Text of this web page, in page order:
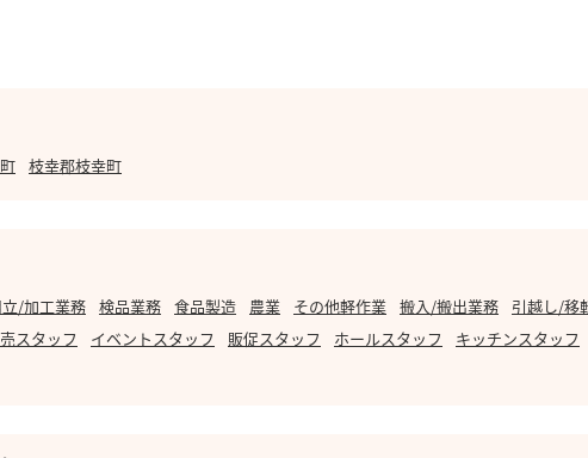
枝幸郡枝幸町
/加工業務 検品業務 食品製造 農業 その他軽作業 搬入/搬出業務 引越し/移
スタッフ イベントスタッフ 販促スタッフ ホールスタッフ キッチンスタッフ